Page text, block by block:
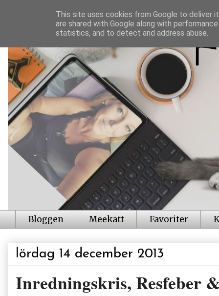
Bloggen Meekatt Favoriter
lördag 14 december 2013
Inredningskris, Resfeber
This site uses cookies from Google to deliver
are shared with Google along with
statistics, and to detect and address abuse.